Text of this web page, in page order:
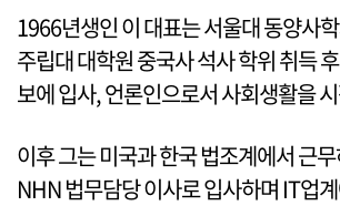
1966년생인 이 대표는 서울대 동양사
주립대 대학원 중국사 석사 학위 취득
보에 입사, 언론인으로서 사회생활을
이후 그는 미국과 한국 법조계에서 근
NHN 법무담당 이사로 입사하며 IT업